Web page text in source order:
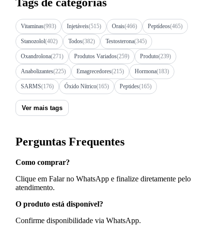
Vitaminas(993) Injetáveis(515) Orais(466) Peptídeos(465)
Stanozolol(402) Todos(382) Testosterona(345)
Oxandrolona(271) Produtos Variados(259) Produto(239)
Anabolizantes(225) Emagrecedores(215) Hormona(183)
SARMS(176) Óxido Nítrico(165) Peptides(165)
Ver mais tags
Perguntas Frequentes
Como comprar?
Clique em Falar no WhatsApp e finalize diretamente pelo
atendimento.
O produto está disponível?
Confirme disponibilidade via WhatsApp.